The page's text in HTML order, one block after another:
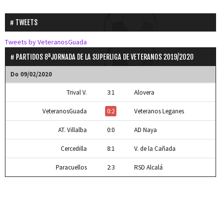
TWEETS
Tweets by VeteranosGuada
PARTIDOS 8ªJORNADA DE LA SUPERLIGA DE VETERANOS 2019/2020
Do 09/02/2020
Trival V. 3:1 Alovera
VeteranosGuada 0:2 Veteranos Leganes
AT. Villalba 0:0 AD Naya
Cercedilla 8:1 V. de la Cañada
Paracuellos 2:3 RSD Alcalá